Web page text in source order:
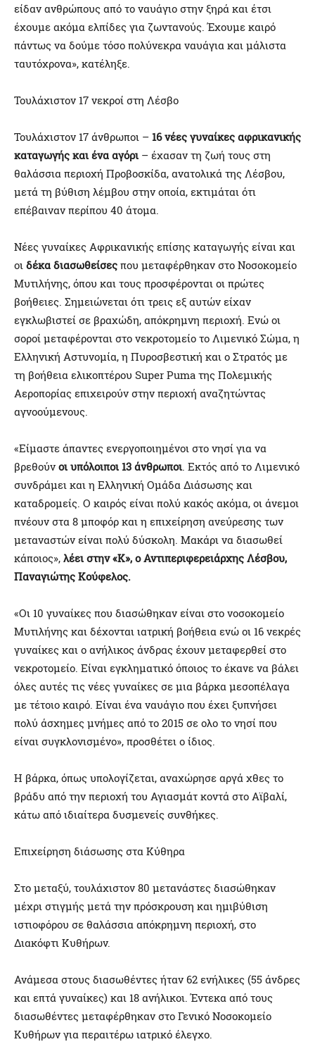
είδαν ανθρώπους από το ναυάγιο στην ξηρά και έτσι
έχουμε ακόμα ελπίδες για ζωντανούς. Έχουμε καιρό
πάντως να δούμε τόσο πολύνεκρα ναυάγια και μάλιστα
ταυτόχρονα», κατέληξε.
Τουλάχιστον 17 νεκροί στη Λέσβο
Τουλάχιστον 17 άνθρωποι – 16 νέες γυναίκες αφρικανικής
καταγωγής και ένα αγόρι – έχασαν τη ζωή τους στη
θαλάσσια περιοχή Προβοσκίδα, ανατολικά της Λέσβου,
μετά τη βύθιση λέμβου στην οποία, εκτιμάται ότι
επέβαιναν περίπου 40 άτομα.
Νέες γυναίκες Αφρικανικής επίσης καταγωγής είναι και
οι δέκα διασωθείσες που μεταφέρθηκαν στο Νοσοκομείο
Μυτιλήνης, όπου και τους προσφέρονται οι πρώτες
βοήθειες. Σημειώνεται ότι τρεις εξ αυτών είχαν
εγκλωβιστεί σε βραχώδη, απόκρημνη περιοχή. Ενώ οι
σοροί μεταφέρονται στο νεκροτομείο το Λιμενικό Σώμα, η
Ελληνική Αστυνομία, η Πυροσβεστική και ο Στρατός με
τη βοήθεια ελικοπτέρου Super Puma της Πολεμικής
Αεροπορίας επιχειρούν στην περιοχή αναζητώντας
αγνοούμενους.
«Είμαστε άπαντες ενεργοποιημένοι στο νησί για να
βρεθούν οι υπόλοιποι 13 άνθρωποι. Εκτός από το Λιμενικό
συνδράμει και η Ελληνική Ομάδα Διάσωσης και
καταδρομείς. Ο καιρός είναι πολύ κακός ακόμα, οι άνεμοι
πνέουν στα 8 μποφόρ και η επιχείρηση ανεύρεσης των
μεταναστών είναι πολύ δύσκολη. Μακάρι να διασωθεί
κάποιος», λέει στην «Κ», ο Αντιπεριφερειάρχης Λέσβου,
Παναγιώτης Κούφελος.
«Οι 10 γυναίκες που διασώθηκαν είναι στο νοσοκομείο
Μυτιλήνης και δέχονται ιατρική βοήθεια ενώ οι 16 νεκρές
γυναίκες και ο ανήλικος άνδρας έχουν μεταφερθεί στο
νεκροτομείο. Είναι εγκληματικό όποιος το έκανε να βάλει
όλες αυτές τις νέες γυναίκες σε μια βάρκα μεσοπέλαγα
με τέτοιο καιρό. Είναι ένα ναυάγιο που έχει ξυπνήσει
πολύ άσχημες μνήμες από το 2015 σε ολο το νησί που
είναι συγκλονισμένο», προσθέτει ο ίδιος.
Η βάρκα, όπως υπολογίζεται, αναχώρησε αργά χθες το
βράδυ από την περιοχή του Αγιασμάτ κοντά στο Αϊβαλί,
κάτω από ιδιαίτερα δυσμενείς συνθήκες.
Επιχείρηση διάσωσης στα Κύθηρα
Στο μεταξύ, τουλάχιστον 80 μετανάστες διασώθηκαν
μέχρι στιγμής μετά την πρόσκρουση και ημιβύθιση
ιστιοφόρου σε θαλάσσια απόκρημνη περιοχή, στο
Διακόφτι Κυθήρων.
Ανάμεσα στους διασωθέντες ήταν 62 ενήλικες (55 άνδρες
και επτά γυναίκες) και 18 ανήλικοι. Έντεκα από τους
διασωθέντες μεταφέρθηκαν στο Γενικό Νοσοκομείο
Κυθήρων για περαιτέρω ιατρικό έλεγχο.